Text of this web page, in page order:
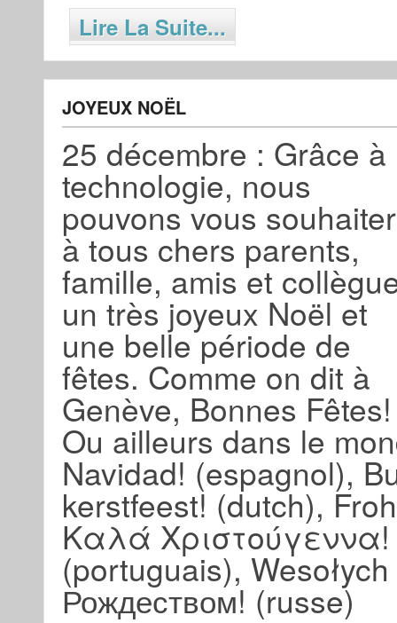
Lire La Suite...
JOYEUX NOËL
25 décembre : Grâce à
technologie, nous
pouvons vous souhaiter
à tous chers parents,
famille, amis et
un très joyeux Noël et
une belle période de
fêtes. Comme on dit à
Genève, Bonnes Fêtes!
Ou ailleurs dans le
Navidad! (espagnol),
kerstfeest! (dutch),
Καλά Χριστούγεννα!
(portuguais),
Рождеством! (russe)